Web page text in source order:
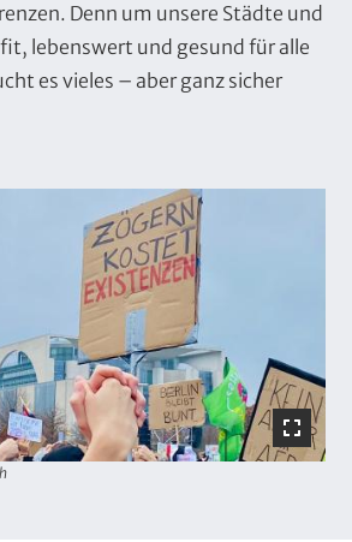
Denn um unsere Städte und
lebenswert und gesund für alle
es vieles – aber ganz sicher